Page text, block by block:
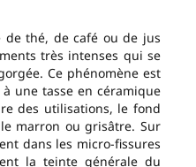
de thé, de café ou de jus
très intenses qui se
Ce phénomène est
une tasse en céramique
des utilisations, le fond
marron ou grisâtre. Sur
dans les micro-fissures
la teinte générale du